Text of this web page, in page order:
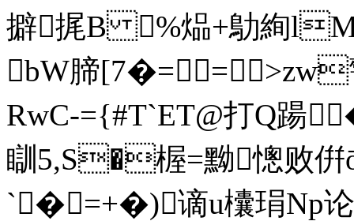
擗捤B %煰+鳨絢
bW腣[7�==┰>zw
RwC-={#T`ET@打Q踼
瞓5,S�楃=黝憁败
`�=+�)谪u欜琄Np